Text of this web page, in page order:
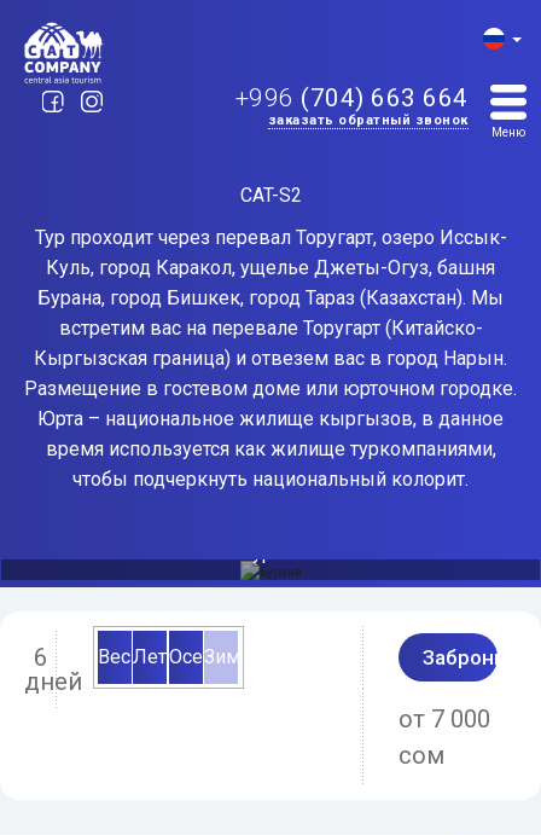
+996 (704) 663 664
заказать обратный звонок
Меню
CAT-S2
Тур проходит через перевал Торугарт, озеро Иссык-
Куль, город Каракол, ущелье Джеты-Огуз, башня
Бурана, город Бишкек, город Тараз (Казахстан). Мы
встретим вас на перевале Торугарт (Китайско-
Кыргызская граница) и отвезем вас в город Нарын.
Размещение в гостевом доме или юрточном городке.
Юрта – национальное жилище кыргызов, в данное
время используется как жилище туркомпаниями,
чтобы подчеркнуть национальный колорит.
6
дней
ВеснаЛетоОсеньЗима
от 7 000
сом